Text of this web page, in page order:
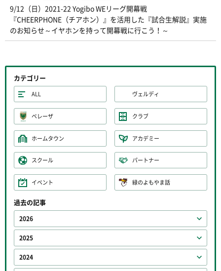
9/12（日）2021-22 Yogibo WEリーグ開幕戦
『CHEERPHONE（チアホン）』を活用した『試合生解説』実施
のお知らせ～イヤホンを持って開幕戦に行こう！～
カテゴリー
ALL ヴェルディ
ベレーザ クラブ
ホームタウン アカデミー
スクール パートナー
イベント 緑のよもやま話
過去の記事
2026
2025
2024